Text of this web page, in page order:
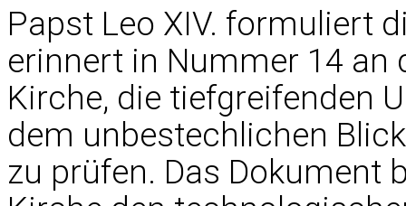
Papst Leo XIV. formuliert
erinnert in Nummer 14
Kirche, die tiefgreifenden
dem unbestechlichen
zu prüfen. Das Dokument